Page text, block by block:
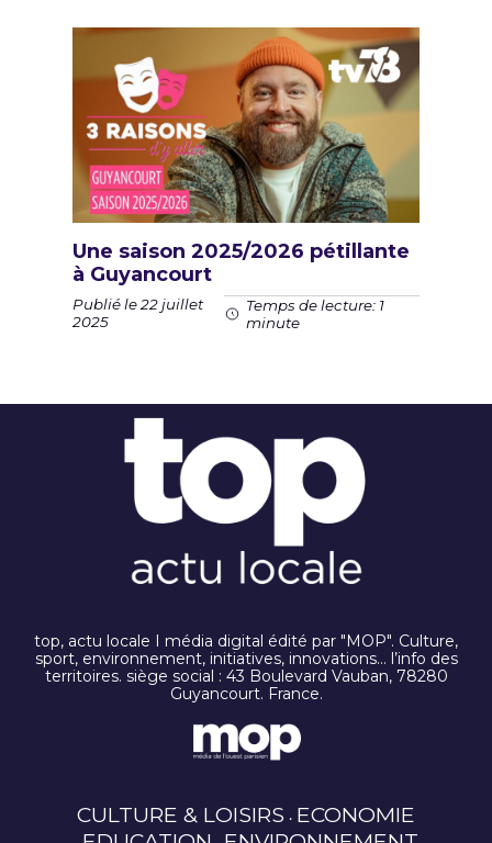
Une saison 2025/2026 pétillante
à Guyancourt
Publié le 22 juillet
2025
Temps de lecture: 1
minute
top, actu locale I média digital édité par "MOP". Culture,
sport, environnement, initiatives, innovations… l’info des
territoires. siège social : 43 Boulevard Vauban, 78280
Guyancourt. France.
CULTURE & LOISIRS ECONOMIE